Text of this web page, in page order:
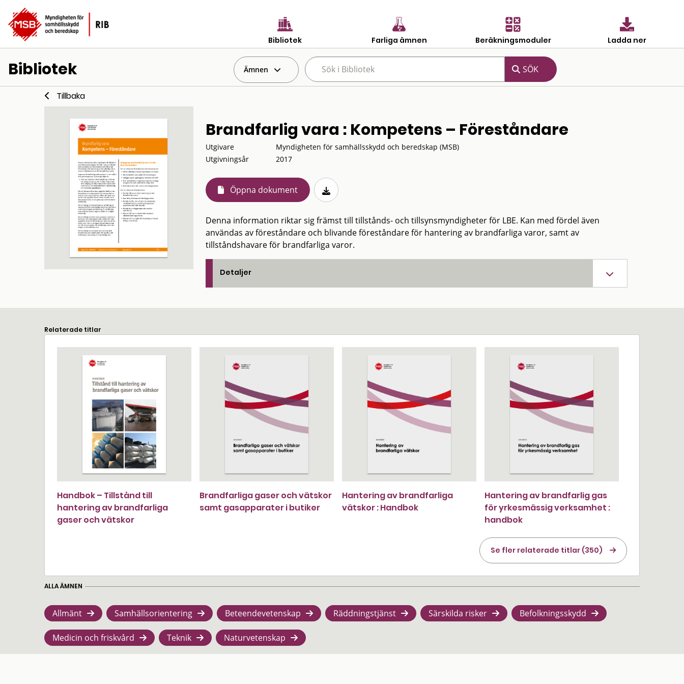
Bibliotek Farliga ämnen Beräkningsmoduler Ladda ner
Bibliotek Ämnen
Tillbaka
Brandfarlig vara : Kompetens – Föreståndare
Utgivare
Myndigheten för samhällsskydd och beredskap (MSB)
Utgivningsår
2017
Öppna dokument
Denna information riktar sig främst till tillstånds- och tillsynsmyndigheter för LBE. Kan med fördel även
användas av föreståndare och blivande föreståndare för hantering av brandfarliga varor, samt av
tillståndshavare för brandfarliga varor.
Detaljer
Relaterade titlar
Handbok – Tillstånd till
hantering av brandfarliga
gaser och vätskor
Brandfarliga gaser och vätskor
samt gasapparater i butiker
Hantering av brandfarliga
vätskor : Handbok
Hantering av brandfarlig gas
för yrkesmässig verksamhet :
handbok
Se fler relaterade titlar (350)
ALLA ÄMNEN
Allmänt Samhällsorientering Beteendevetenskap Räddningstjänst Särskilda risker Befolkningsskydd
Medicin och friskvård Teknik Naturvetenskap